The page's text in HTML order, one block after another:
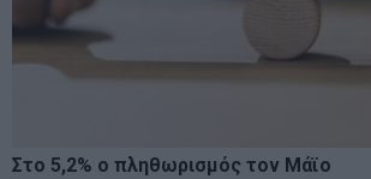
Στο 5,2% ο πληθωρισμός τον Μάϊο